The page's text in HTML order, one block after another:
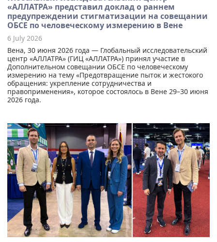
«АЛЛАТРА» представил доклад о раннем
предупреждении стигматизации на совещании
ОБСЕ по человеческому измерению в Вене
6 July 2026
Вена, 30 июня 2026 года — Глобальный исследовательский
центр «АЛЛАТРА» (ГИЦ «АЛЛАТРА») принял участие в
Дополнительном совещании ОБСЕ по человеческому
измерению на тему «Предотвращение пыток и жестокого
обращения: укрепление сотрудничества и
правоприменения», которое состоялось в Вене 29–30 июня
2026 года.